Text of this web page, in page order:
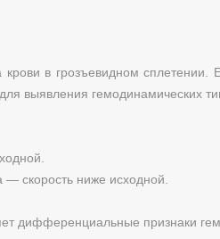
крови в грозъевидном
выявления гемодинамических
скорость ниже исходной.
дифференциальные признаки